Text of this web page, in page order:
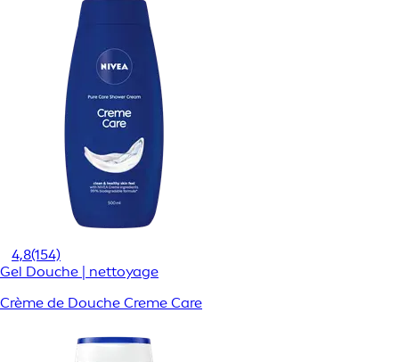
4,8(154)
Gel Douche | nettoyage
Crème de Douche Creme Care